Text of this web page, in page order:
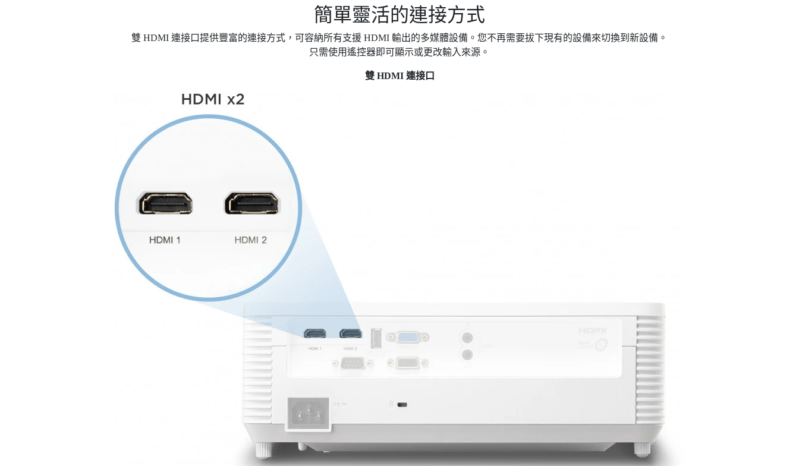
簡單靈活的連接方式​
雙 HDMI 連接口提供豐富的連接方式，可容納所有支援 HDMI 輸出的多媒體設備。您不再需要拔下現有的設備來切換到新設備。
只需使用遙控器即可顯示或更改輸入來源。
雙 HDMI 連接口